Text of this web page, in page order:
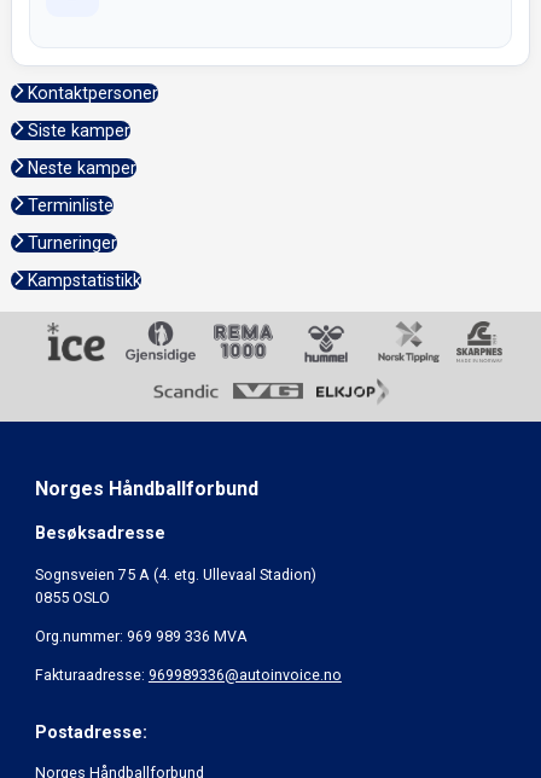
Kontaktpersoner
Siste kamper
Neste kamper
Terminliste
Turneringer
Kampstatistikk
Norges Håndballforbund
Besøksadresse
Sognsveien 75 A (4. etg. Ullevaal Stadion)
0855 OSLO
Org.nummer: 969 989 336 MVA
Fakturaadresse: 969989336@autoinvoice.no
Postadresse:
Norges Håndballforbund